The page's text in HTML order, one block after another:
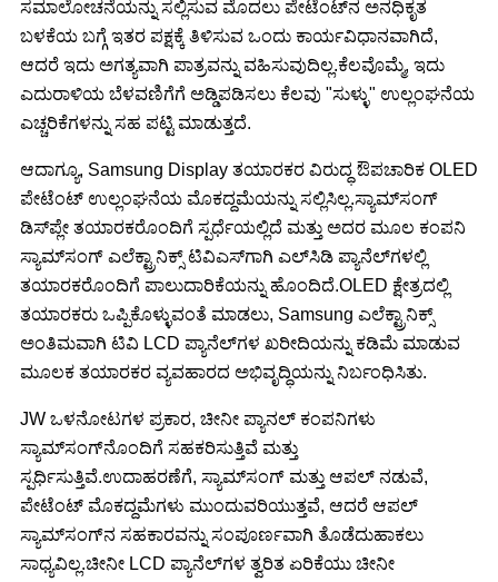
ಸಮಾಲೋಚನೆಯನ್ನು ಸಲ್ಲಿಸುವ ಮೊದಲು ಪೇಟೆಂಟ್‌ನ ಅನಧಿಕೃತ
ಬಳಕೆಯ ಬಗ್ಗೆ ಇತರ ಪಕ್ಷಕ್ಕೆ ತಿಳಿಸುವ ಒಂದು ಕಾರ್ಯವಿಧಾನವಾಗಿದೆ,
ಆದರೆ ಇದು ಅಗತ್ಯವಾಗಿ ಪಾತ್ರವನ್ನು ವಹಿಸುವುದಿಲ್ಲ.ಕೆಲವೊಮ್ಮೆ, ಇದು
ಎದುರಾಳಿಯ ಬೆಳವಣಿಗೆಗೆ ಅಡ್ಡಿಪಡಿಸಲು ಕೆಲವು "ಸುಳ್ಳು" ಉಲ್ಲಂಘನೆಯ
ಎಚ್ಚರಿಕೆಗಳನ್ನು ಸಹ ಪಟ್ಟಿ ಮಾಡುತ್ತದೆ.
ಆದಾಗ್ಯೂ, Samsung Display ತಯಾರಕರ ವಿರುದ್ಧ ಔಪಚಾರಿಕ OLED
ಪೇಟೆಂಟ್ ಉಲ್ಲಂಘನೆಯ ಮೊಕದ್ದಮೆಯನ್ನು ಸಲ್ಲಿಸಿಲ್ಲ.ಸ್ಯಾಮ್‌ಸಂಗ್
ಡಿಸ್‌ಪ್ಲೇ ತಯಾರಕರೊಂದಿಗೆ ಸ್ಪರ್ಧೆಯಲ್ಲಿದೆ ಮತ್ತು ಅದರ ಮೂಲ ಕಂಪನಿ
ಸ್ಯಾಮ್‌ಸಂಗ್ ಎಲೆಕ್ಟ್ರಾನಿಕ್ಸ್ ಟಿವಿಎಸ್‌ಗಾಗಿ ಎಲ್‌ಸಿಡಿ ಪ್ಯಾನೆಲ್‌ಗಳಲ್ಲಿ
ತಯಾರಕರೊಂದಿಗೆ ಪಾಲುದಾರಿಕೆಯನ್ನು ಹೊಂದಿದೆ.OLED ಕ್ಷೇತ್ರದಲ್ಲಿ
ತಯಾರಕರು ಒಪ್ಪಿಕೊಳ್ಳುವಂತೆ ಮಾಡಲು, Samsung ಎಲೆಕ್ಟ್ರಾನಿಕ್ಸ್
ಅಂತಿಮವಾಗಿ ಟಿವಿ LCD ಪ್ಯಾನೆಲ್‌ಗಳ ಖರೀದಿಯನ್ನು ಕಡಿಮೆ ಮಾಡುವ
ಮೂಲಕ ತಯಾರಕರ ವ್ಯವಹಾರದ ಅಭಿವೃದ್ಧಿಯನ್ನು ನಿರ್ಬಂಧಿಸಿತು.
JW ಒಳನೋಟಗಳ ಪ್ರಕಾರ, ಚೀನೀ ಪ್ಯಾನಲ್ ಕಂಪನಿಗಳು
ಸ್ಯಾಮ್‌ಸಂಗ್‌ನೊಂದಿಗೆ ಸಹಕರಿಸುತ್ತಿವೆ ಮತ್ತು
ಸ್ಪರ್ಧಿಸುತ್ತಿವೆ.ಉದಾಹರಣೆಗೆ, ಸ್ಯಾಮ್‌ಸಂಗ್ ಮತ್ತು ಆಪಲ್ ನಡುವೆ,
ಪೇಟೆಂಟ್ ಮೊಕದ್ದಮೆಗಳು ಮುಂದುವರಿಯುತ್ತವೆ, ಆದರೆ ಆಪಲ್
ಸ್ಯಾಮ್‌ಸಂಗ್‌ನ ಸಹಕಾರವನ್ನು ಸಂಪೂರ್ಣವಾಗಿ ತೊಡೆದುಹಾಕಲು
ಸಾಧ್ಯವಿಲ್ಲ.ಚೀನೀ LCD ಪ್ಯಾನೆಲ್‌ಗಳ ತ್ವರಿತ ಏರಿಕೆಯು ಚೀನೀ